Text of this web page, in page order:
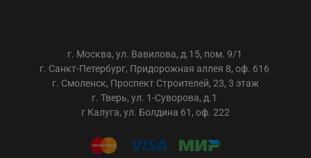
г. Москва, ул. Вавилова, д.15, пом. 9/1
г. Санкт-Петербург, Придорожная аллея 8, оф. 616
г. Смоленск, Проспект Строителей, 23, 3 этаж
г. Тверь, ул. 1-Суворова, д.1
г Калуга, ул. Болдина 61, оф. 222